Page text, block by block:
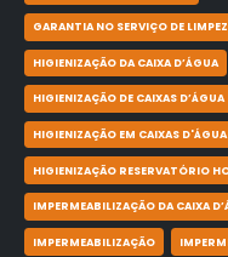
GARANTIA NO SERVIÇO DE
HIGIENIZAÇÃO DA CAIXA D’ÁGUA
HIGIENIZAÇÃO DE CAIXAS D’ÁGUA
HIGIENIZAÇÃO EM CAIXAS
HIGIENIZAÇÃO RESERVATÓRIO
IMPERMEABILIZAÇÃO DA CAIXA
IMPERMEABILIZAÇÃO